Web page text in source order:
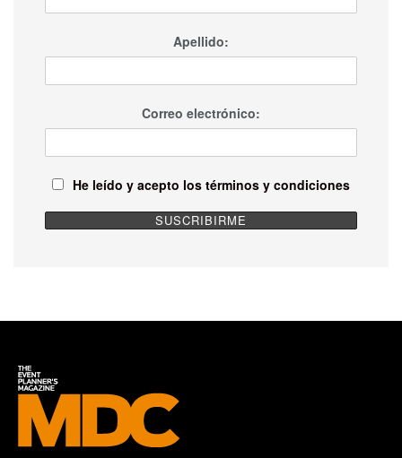
Apellido:
Correo electrónico:
He leído y acepto los términos y condiciones